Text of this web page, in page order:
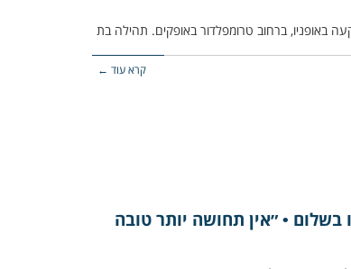
קרא עוד ←
• ״אין תחושה יותר טובה